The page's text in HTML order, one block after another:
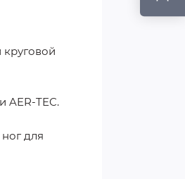
круговой
TEC.
для